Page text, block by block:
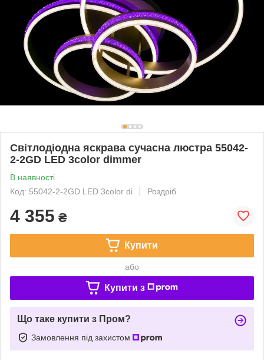
Світлодіодна яскрава сучасна люстра 55042-
2-2GD LED 3color dimmer
В наявності
Код: 55042-2-2GD LED 3color di
Роздріб
4 355 ₴
Купити
або
Купити з
Що таке купити з Пром?
Замовлення під захистом